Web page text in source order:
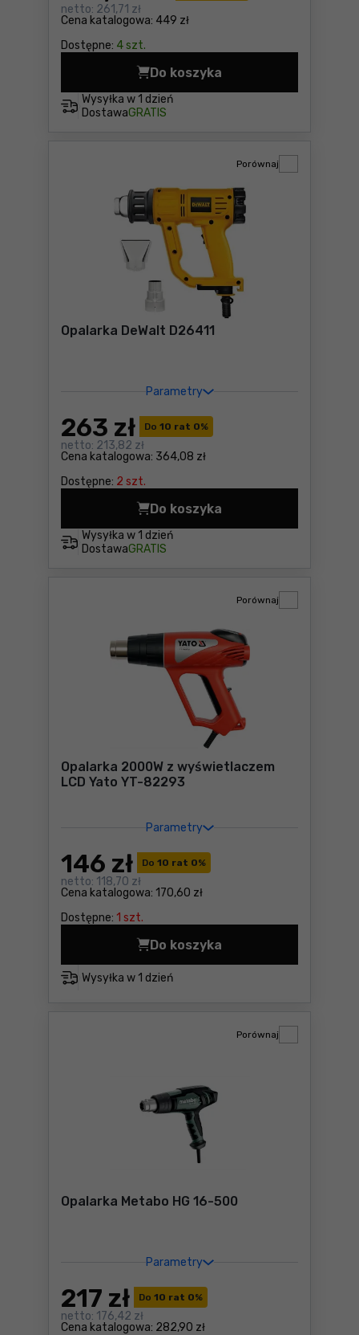
Cena katalogowa: 449 zł
netto: 261,71 zł
Dostępne: 4 szt.
Wysyłka w 1 dzień
DostawaGRATIS
Do koszyka
Opalarka Ryobi ONE+
Opalarka DeWalt D26411
Parametry
Do 10 rat 0%
Cena katalogowa: 364,08 zł
263 zł
netto: 213,82 zł
Dostępne: 2 szt.
Porównaj
Wysyłka w 1 dzień
DostawaGRATIS
Do koszyka
Opalarka DeWalt D26411
Opalarka 2000W z wyświetlaczem
LCD Yato YT-82293
Parametry
Do 10 rat 0%
Cena katalogowa: 170,60 zł
146 zł
netto: 118,70 zł
Dostępne: 1 szt.
Porównaj
Wysyłka w 1 dzień
Do koszyka
Opalarka 2000W z
Opalarka Metabo HG 16-500
Parametry
Do 10 rat 0%
Cena katalogowa: 282,90 zł
217 zł
netto: 176,42 zł
Porównaj